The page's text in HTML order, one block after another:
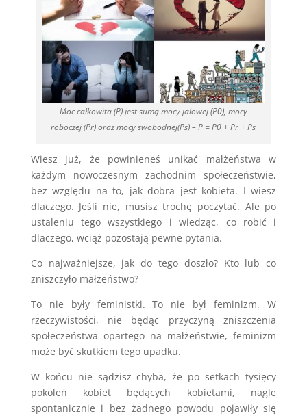
Moc całkowita (P) jest sumą mocy jałowej (P0), mocy
roboczej (Pr) oraz mocy swobodnej(Ps) – P = P0 + Pr + Ps
Wiesz już, że powinieneś unikać małżeństwa w
każdym nowoczesnym zachodnim społeczeństwie,
bez względu na to, jak dobra jest kobieta. I wiesz
dlaczego. Jeśli nie, musisz trochę poczytać. Ale po
ustaleniu tego wszystkiego i wiedząc, co robić i
dlaczego, wciąż pozostają pewne pytania.
Co najważniejsze, jak do tego doszło? Kto lub co
zniszczyło małżeństwo?
To nie były feministki. To nie był feminizm. W
rzeczywistości, nie będąc przyczyną zniszczenia
społeczeństwa opartego na małżeństwie, feminizm
może być skutkiem tego upadku.
W końcu nie sądzisz chyba, że po setkach tysięcy
pokoleń kobiet będących kobietami, nagle
spontanicznie i bez żadnego powodu pojawiły się